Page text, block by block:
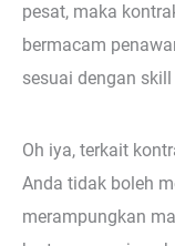
pesat, maka
bermacam
sesuai dengan
Oh iya, terkait
Anda tidak boleh
merampungkan